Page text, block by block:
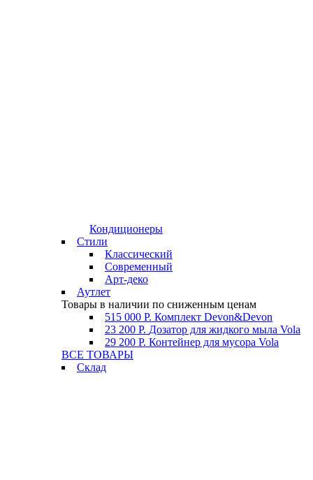
Кондиционеры
Стили
Классический
Современный
Арт-деко
Аутлет
Товары в наличии по сниженным ценам
515 000 Р. Комплект Devon&Devon
23 200 Р. Дозатор для жидкого мыла Vola
29 200 Р. Контейнер для мусора Vola
ВСЕ ТОВАРЫ
Склад